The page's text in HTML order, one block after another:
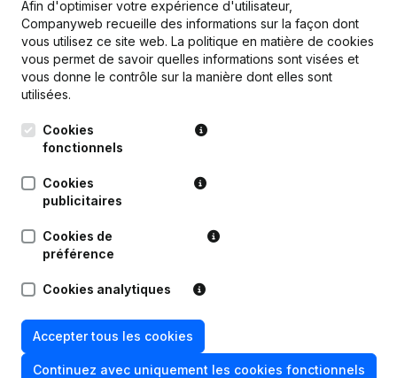
Mise à jour automatique des donnéesdans votre
logiciel via nos « Alertes à la carte » telles que les
changements d'adresse, les faillites, les
changements d'indicateurs de santé ou autre
Accès direct à
des rapports commerciaux ou KYC
détaillésà partir de vos fichiers clients et
fournisseurs.
Contactez-nous pour accéder à notre API, obtenir
des informations complémentaires, un support ou
Voir les intégrations standards
Afin d'optimiser votre expérience d'utilisateur,
Companyweb recueille des informations sur la façon dont
vous utilisez ce site web. La politique en matière de cookies
vous permet de savoir quelles informations sont visées et
vous donne le contrôle sur la manière dont elles sont
utilisées.
Cookies
fonctionnels
Cookies
publicitaires
Cookies de
préférence
Cookies analytiques
Accepter tous les cookies
Continuez avec uniquement les cookies fonctionnels